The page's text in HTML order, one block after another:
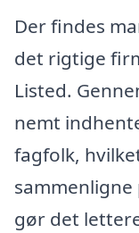
Der findes
det rigtige
Listed.
nemt
fagfolk,
gør det